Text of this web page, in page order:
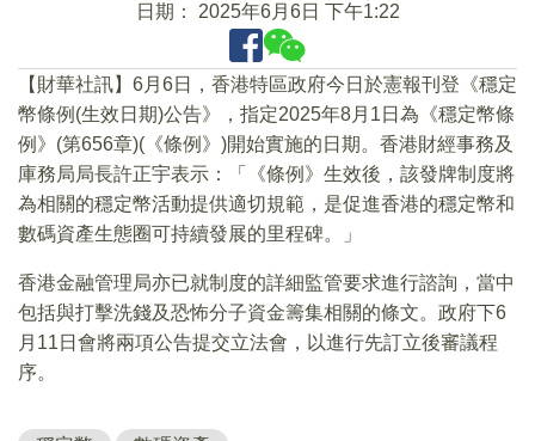
日期： 2025年6月6日 下午1:22
【財華社訊】6月6日，香港特區政府今日於憲報刊登《穩定
幣條例(生效日期)公告》，指定2025年8月1日為《穩定幣條
例》(第656章)(《條例》)開始實施的日期。香港財經事務及
庫務局局長許正宇表示：「《條例》生效後，該發牌制度將
為相關的穩定幣活動提供適切規範，是促進香港的穩定幣和
數碼資產生態圈可持續發展的里程碑。」
香港金融管理局亦已就制度的詳細監管要求進行諮詢，當中
包括與打擊洗錢及恐怖分子資金籌集相關的條文。政府下6
月11日會將兩項公告提交立法會，以進行先訂立後審議程
序。